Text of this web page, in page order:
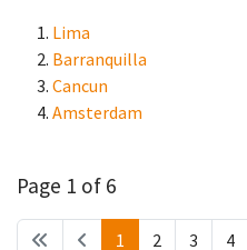
Lima
Barranquilla
Cancun
Amsterdam
Page 1 of 6
1 2 3 4